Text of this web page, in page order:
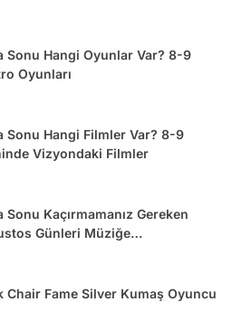
Sonu Hangi Oyunlar Var? 8-9
Oyunları
Sonu Hangi Filmler Var? 8-9
Vizyondaki Filmler
Kaçırmamanız Gereken
Günleri Müziğe
Chair Fame Silver Kumaş Oyuncu